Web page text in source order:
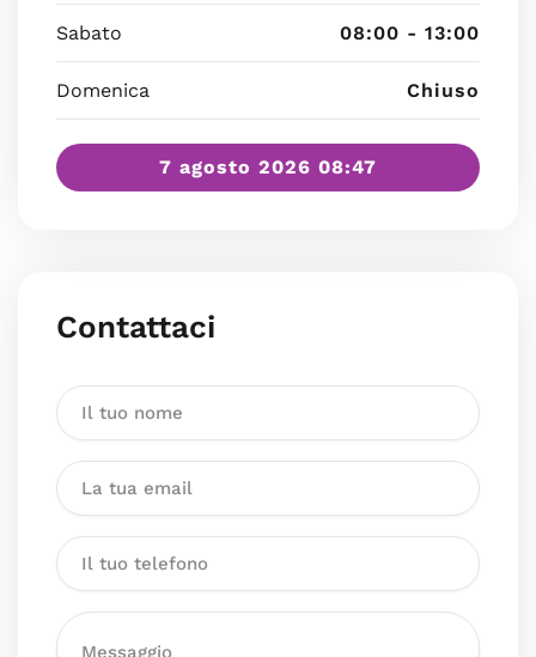
Sabato 08:00 - 13:00
Domenica Chiuso
7 agosto 2026 08:47
Contattaci